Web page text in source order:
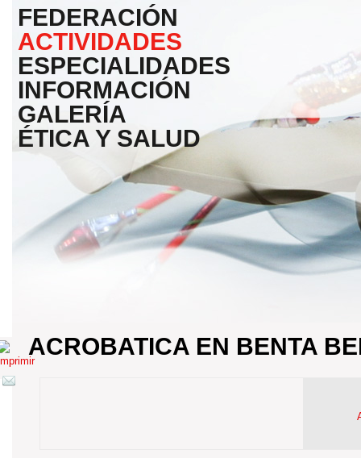
FEDERACIÓN
ACTIVIDADES
ESPECIALIDADES
INFORMACIÓN
GALERÍA
ÉTICA Y SALUD
ACROBATICA EN BENTA